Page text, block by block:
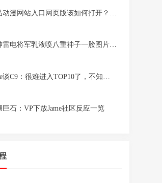
原神雷电将军乳液喷八重神子一脸图片啥梗出自哪里
巨石：VP下放Jame社区反应一览